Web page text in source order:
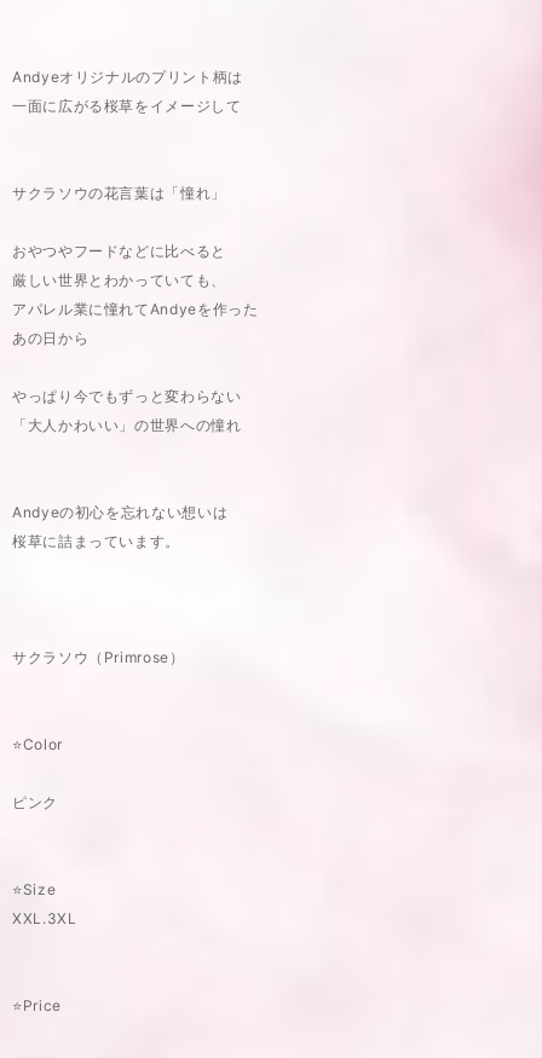
Andyeオリジナルのプリント柄は
一面に広がる桜草をイメージして
サクラソウの花言葉は「憧れ」
おやつやフードなどに比べると
厳しい世界とわかっていても、
アパレル業に憧れてAndyeを作った
あの日から
やっぱり今でもずっと変わらない
「大人かわいい」の世界への憧れ
Andyeの初心を忘れない想いは
桜草に詰まっています。
サクラソウ（Primrose）
⭐️Color
ピンク
⭐️Size
XXL.3XL
⭐️Price